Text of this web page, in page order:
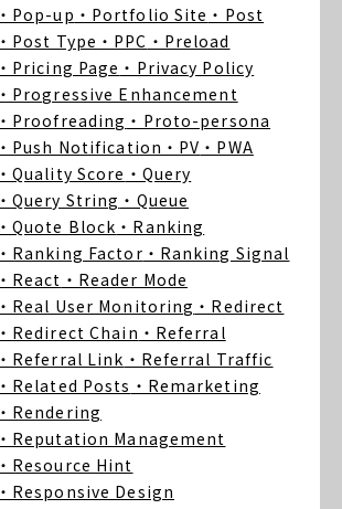
・Pop-up ・Portfolio Site ・Post
・Post Type ・PPC ・Preload
・Pricing Page ・Privacy Policy
・Progressive Enhancement
・Proofreading ・Proto-persona
・Push Notification ・PV ・PWA
・Quality Score ・Query
・Query String ・Queue
・Quote Block ・Ranking
・Ranking Factor ・Ranking Signal
・React ・Reader Mode
・Real User Monitoring ・Redirect
・Redirect Chain ・Referral
・Referral Link ・Referral Traffic
・Related Posts ・Remarketing
・Rendering
・Reputation Management
・Resource Hint
・Responsive Design